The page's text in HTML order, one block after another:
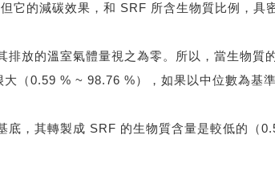
它的減碳效果，和 SRF 所含生物質比例，具
放的溫室氣體量視之為零。所以，當生物
（0.59 % ~ 98.76 %），如果以中位數為基
底，其轉製成 SRF 的生物質含量是較低的（